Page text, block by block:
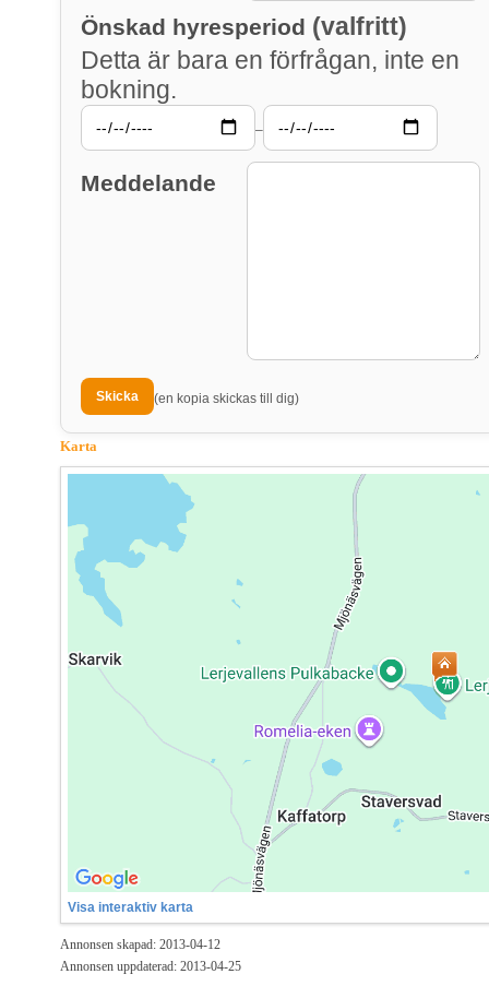
Önskad hyresperiod (valfritt)
Detta är bara en förfrågan, inte en
bokning.
–
Meddelande
(en kopia skickas till dig)
Karta
Visa interaktiv karta
Annonsen skapad: 2013-04-12
Annonsen uppdaterad: 2013-04-25